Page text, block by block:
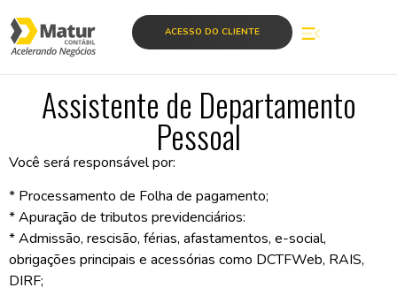
ACESSO DO CLIENTE
Assistente de Departamento
Pessoal
Você será responsável por:
* Processamento de Folha de pagamento;
* Apuração de tributos previdenciários:
* Admissão, rescisão, férias, afastamentos, e-social,
obrigações principais e acessórias como DCTFWeb, RAIS,
DIRF;